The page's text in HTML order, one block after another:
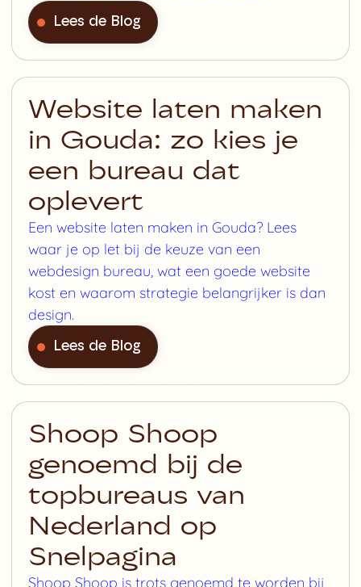
Lees de Blog
Website laten maken
in Gouda: zo kies je
een bureau dat
oplevert
Een website laten maken in Gouda? Lees
waar je op let bij de keuze van een
webdesign bureau, wat een goede website
kost en waarom strategie belangrijker is dan
design.
Lees de Blog
Shoop Shoop
genoemd bij de
topbureaus van
Nederland op
Snelpagina
Shoop Shoop is trots genoemd te worden bij